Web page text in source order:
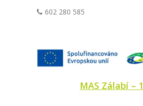
602 280 585
MAS Zálabí – 1